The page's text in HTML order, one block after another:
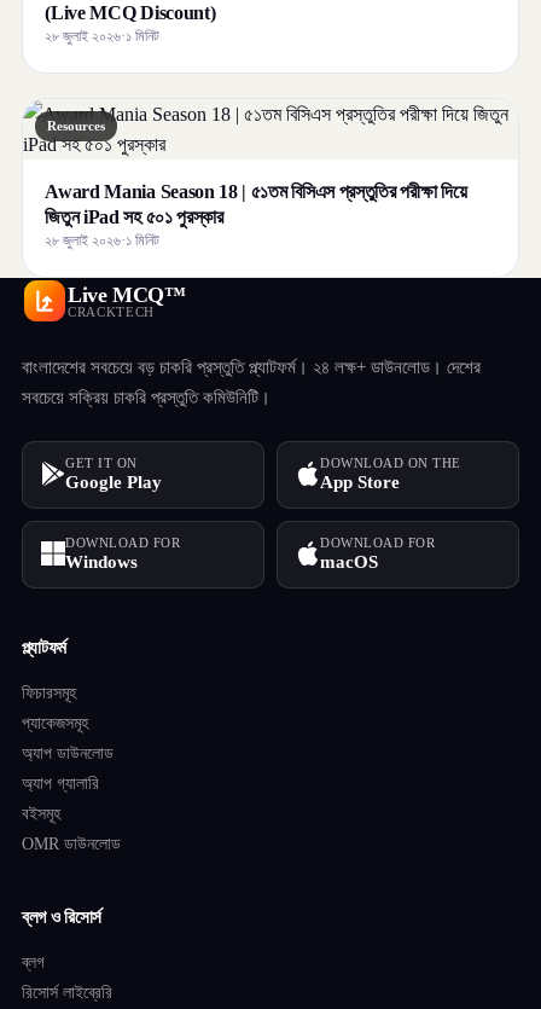
(Live MCQ Discount)
২৮ জুলাই ২০২৬·১ মিনিট
Resources
Award Mania Season 18 | ৫১তম বিসিএস প্রস্তুতির পরীক্ষা দিয়ে
জিতুন iPad সহ ৫০১ পুরস্কার
২৮ জুলাই ২০২৬·১ মিনিট
Live MCQ™
CRACKTECH
বাংলাদেশের সবচেয়ে বড় চাকরি প্রস্তুতি প্ল্যাটফর্ম। ২৪ লক্ষ+ ডাউনলোড। দেশের
সবচেয়ে সক্রিয় চাকরি প্রস্তুতি কমিউনিটি।
GET IT ON
Google Play
DOWNLOAD ON THE
App Store
DOWNLOAD FOR
Windows
DOWNLOAD FOR
macOS
প্ল্যাটফর্ম
ফিচারসমূহ
প্যাকেজসমূহ
অ্যাপ ডাউনলোড
অ্যাপ গ্যালারি
বইসমূহ
OMR ডাউনলোড
ব্লগ ও রিসোর্স
ব্লগ
রিসোর্স লাইব্রেরি